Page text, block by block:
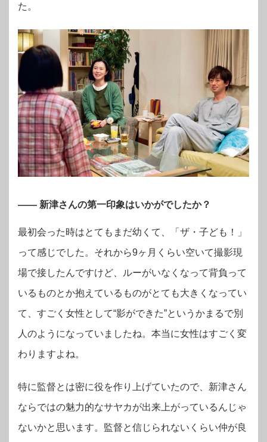
た。
—— 新津さんの第一印象はいかがでしたか？
最初会った時はとてもまだ幼くて、「ザ・子ども！」
って感じでした。それから9ヶ月くらい空いて撮影現
場で接したんですけど、ルーがいなくなって背負って
いるものとか抱えているものがとても大きくなってい
て、すごく女性として“影ができた”というかまるで別
人のようになっていましたね。本当に女性はすごく変
わりますよね。
特に監督とは密に役を作り上げていたので、新津さん
ならではの魅力的なサヤカが出来上がっているんじゃ
ないかと思います。監督と信じられないくらい仲が良